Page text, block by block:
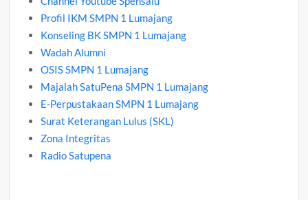
Profil IKM SMPN 1 Lumajang
Konseling BK SMPN 1 Lumajang
Wadah Alumni
OSIS SMPN 1 Lumajang
Majalah SatuPena SMPN 1 Lumajang
E-Perpustakaan SMPN 1 Lumajang
Surat Keterangan Lulus (SKL)
Zona Integritas
Radio Satupena